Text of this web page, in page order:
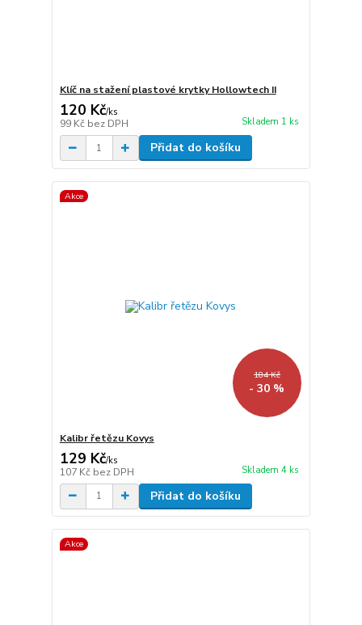
Klíč na stažení plastové krytky Hollowtech II
120 Kč/ks
99 Kč bez DPH Skladem 1 ks
Přidat do košíku
Akce
184 Kč
- 30 %
Kalibr řetězu Kovys
129 Kč/ks
107 Kč bez DPH Skladem 4 ks
Přidat do košíku
Akce